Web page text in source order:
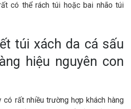
có thể rách túi hoặc bai nhão túi
túi xách da cá sấu
hiệu nguyên con
có rất nhiều trường hợp khách hàng